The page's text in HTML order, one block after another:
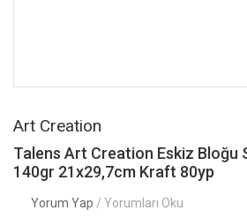
Art Creation
Talens Art Creation Eskiz Bloğu
140gr 21x29,7cm Kraft 80yp
Yorum Yap / Yorumları Oku